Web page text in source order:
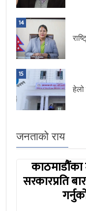
14
15
हेलो
जनताको राय
सरकारप्रति